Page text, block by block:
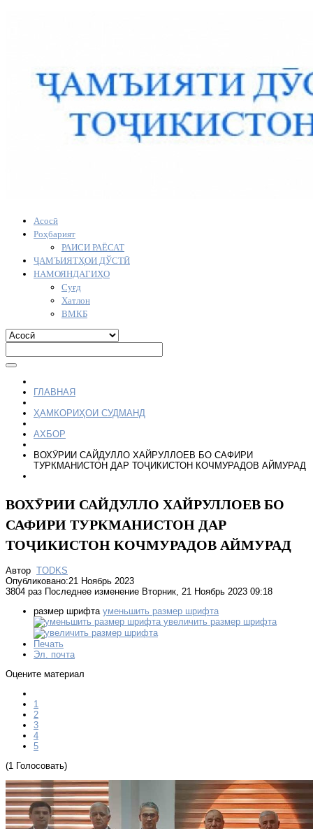
Асосӣ
Роҳбарият
РАИСИ РАЁСАТ
ҶАМЪИЯТҲОИ ДЎСТӢ
НАМОЯНДАГИҲО
Суғд
Хатлон
ВМКБ
ГЛАВНАЯ
ҲАМКОРИҲОИ СУДМАНД
АХБОР
ВОХӮРИИ САЙДУЛЛО ХАЙРУЛЛОЕВ БО САФИРИ
ТУРКМАНИСТОН ДАР ТОҶИКИСТОН КОЧМУРАДОВ АЙМУРАД
ВОХӮРИИ САЙДУЛЛО ХАЙРУЛЛОЕВ БО
САФИРИ ТУРКМАНИСТОН ДАР
ТОҶИКИСТОН КОЧМУРАДОВ АЙМУРАД
Автор TODKS
Опубликовано:21 Ноябрь 2023
3804 раз Последнее изменение Вторник, 21 Ноябрь 2023 09:18
размер шрифта уменьшить размер шрифта
увеличить размер шрифта
Печать
Эл. почта
Оцените материал
1
2
3
4
5
(1 Голосовать)